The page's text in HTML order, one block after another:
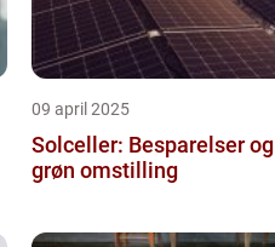
09 april 2025
Solceller: Besparelser og
grøn omstilling